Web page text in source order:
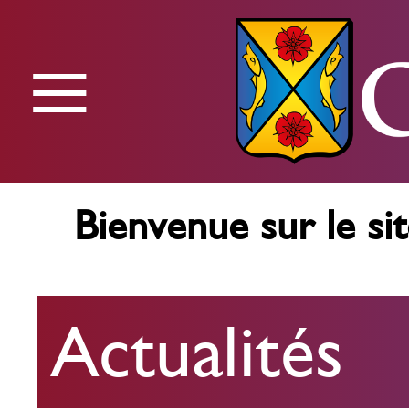
Menu
Actualités
Agenda
≡
Bienvenue sur le
Actualités